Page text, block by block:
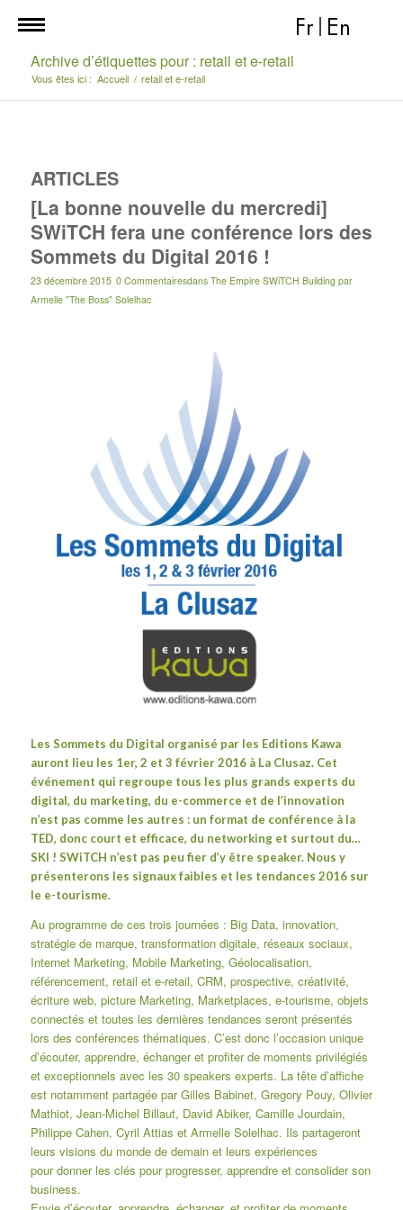
Fr En
Archive d’étiquettes pour : retail et e-retail
Vous êtes ici : Accueil / retail et e-retail
ARTICLES
[La bonne nouvelle du mercredi]
SWiTCH fera une conférence lors des
Sommets du Digital 2016 !
23 décembre 2015 0 Commentairesdans The Empire SWiTCH Building par
Armelle "The Boss" Solelhac
Les Sommets du Digital organisé par les Editions Kawa
auront lieu les 1er, 2 et 3 février 2016 à La Clusaz. Cet
événement qui regroupe tous les plus grands experts du
digital, du marketing, du e-commerce et de l’innovation
n’est pas comme les autres : un format de conférence à la
TED, donc court et efficace, du networking et surtout du…
SKI ! SWiTCH n’est pas peu fier d’y être speaker. Nous y
présenterons les signaux faibles et les tendances 2016 sur
le e-tourisme.
Au programme de ces trois journées : Big Data, innovation,
stratégie de marque, transformation digitale, réseaux sociaux,
Internet Marketing, Mobile Marketing, Géolocalisation,
référencement, retail et e-retail, CRM, prospective, créativité,
écriture web, picture Marketing, Marketplaces, e-tourisme, objets
connectés et toutes les dernières tendances seront présentés
lors des conférences thématiques. C’est donc l’occasion unique
d’écouter, apprendre, échanger et profiter de moments privilégiés
et exceptionnels avec les 30 speakers experts. La tête d’affiche
est notamment partagée par Gilles Babinet, Gregory Pouy, Olivier
Mathiot, Jean-Michel Billaut, David Abiker, Camille Jourdain,
Philippe Cahen, Cyril Attias et Armelle Solelhac. Ils partageront
leurs visions du monde de demain et leurs expériences
pour donner les clés pour progresser, apprendre et consolider son
business.